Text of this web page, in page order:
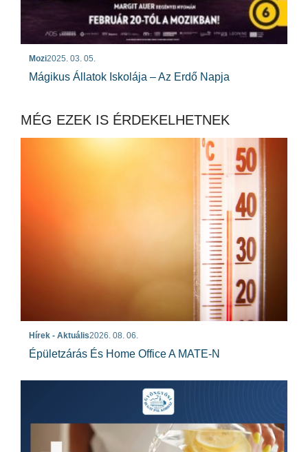
Mozi2025. 03. 05.
Mágikus Állatok Iskolája – Az Erdő Napja
MÉG EZEK IS ÉRDEKELHETNEK
Hírek - Aktuális2026. 08. 06.
Épületzárás És Home Office A MATE-N